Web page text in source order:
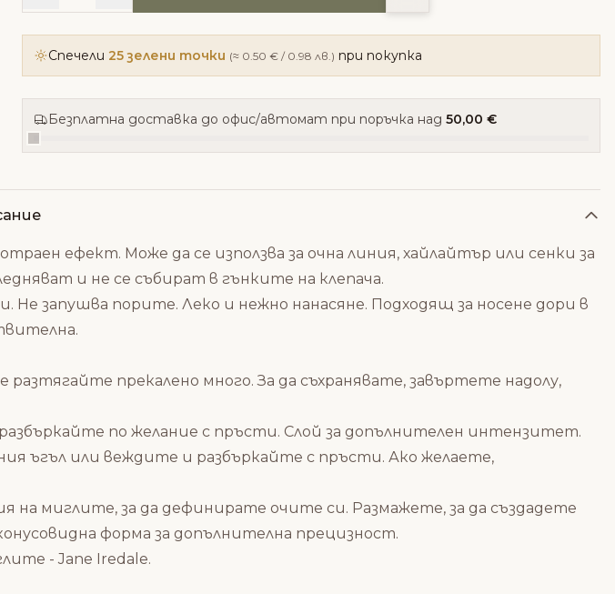
Спечели 25 зелени точки (≈ 0.50 € / 0.98 лв.) при покупка
Безплатна доставка до офис/автомат при поръчка над 50,00 €
ефект. Може да се използва за очна линия, хайлайтър или сенки за
и не се събират в гънките на клепача.
запушва порите. Леко и нежно нанасяне. Подходящ за носене дори в
прекалено много. За да съхранявате, завъртете надолу,
по желание с пръсти. Слой за допълнителен интензитет.
ъгъл или веждите и разбъркайте с пръсти. Ако желаете,
миглите, за да дефинирате очите си. Размажете, за да създадете
форма за допълнителна прецизност.
- Jane Iredale.